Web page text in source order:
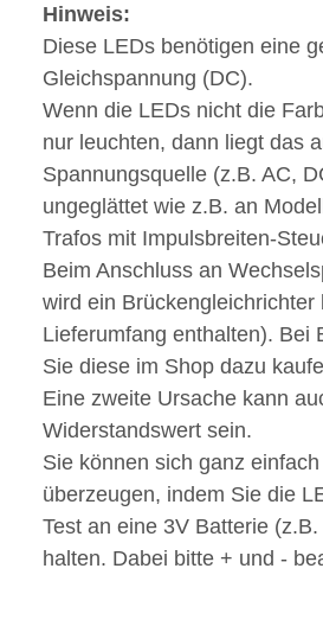
Hinweis:
Diese LEDs benötigen eine
Gleichspannung (DC).
Wenn die LEDs nicht die
nur leuchten, dann liegt das
Spannungsquelle (z.B. AC,
ungeglättet wie z.B. an
Trafos mit Impulsbreiten-
Beim Anschluss an
wird ein Brückengleichrichter
Lieferumfang enthalten). Bei
Sie diese im Shop dazu
Eine zweite Ursache kann
Widerstandswert sein.
Sie können sich ganz
überzeugen, indem Sie die
Test an eine 3V Batterie
halten. Dabei bitte + und -